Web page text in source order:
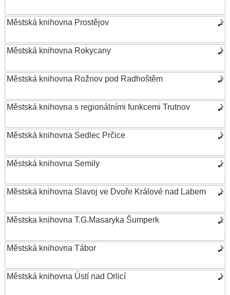
Městská knihovna Prostějov
Městská knihovna Rokycany
Městská knihovna Rožnov pod Radhoštěm
Městská knihovna s regionálními funkcemi Trutnov
Městská knihovna Sedlec Prčice
Městská knihovna Semily
Městská knihovna Slavoj ve Dvoře Králové nad Labem
Městska knihovna T.G.Masaryka Šumperk
Městská knihovna Tábor
Městská knihovna Ústí nad Orlicí